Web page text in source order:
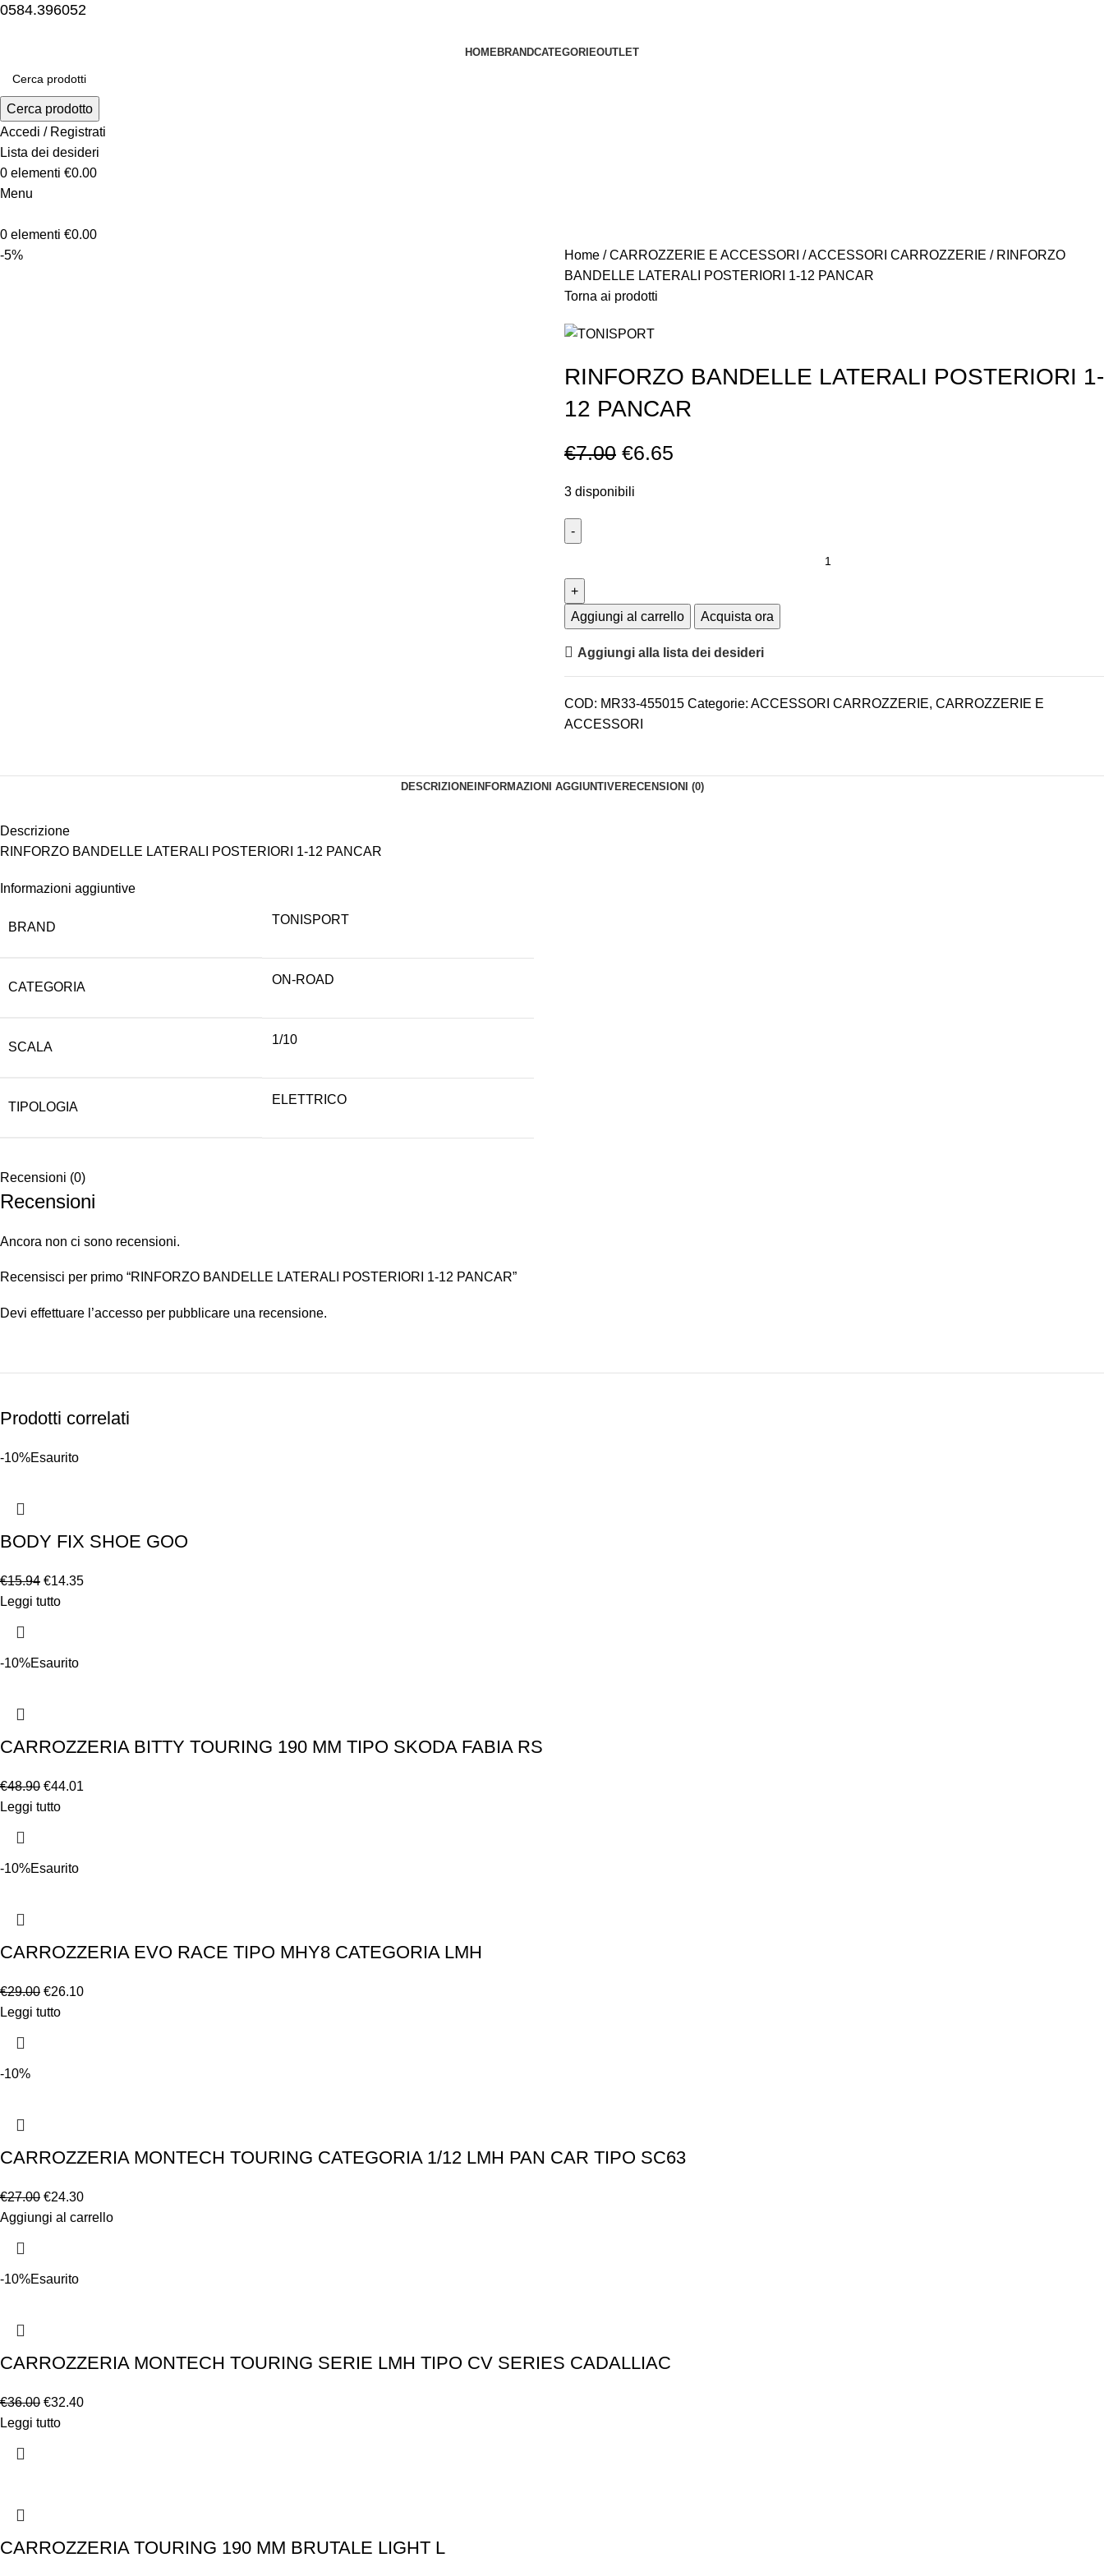
0584.396052
HOMEBRANDCATEGORIEOUTLET
Cerca prodotto
Accedi / Registrati
Lista dei desideri
0 elementi €0.00
Menu
0 elementi €0.00
-5%
Home CARROZZERIE E ACCESSORI ACCESSORI CARROZZERIE
RINFORZO
BANDELLE LATERALI POSTERIORI 1-12 PANCAR
Torna ai prodotti
RINFORZO BANDELLE LATERALI POSTERIORI 1-
12 PANCAR
€7.00 €6.65
3 disponibili
Aggiungi al carrello Acquista ora
Aggiungi alla lista dei desideri
COD: MR33-455015 Categorie: ACCESSORI CARROZZERIE, CARROZZERIE E
ACCESSORI
DESCRIZIONEINFORMAZIONI AGGIUNTIVERECENSIONI (0)
Descrizione
RINFORZO BANDELLE LATERALI POSTERIORI 1-12 PANCAR
Informazioni aggiuntive
BRAND
TONISPORT
CATEGORIA
ON-ROAD
SCALA
1/10
TIPOLOGIA
ELETTRICO
Recensioni (0)
Recensioni
Ancora non ci sono recensioni.
Recensisci per primo “RINFORZO BANDELLE LATERALI POSTERIORI 1-12 PANCAR”
Devi effettuare l’accesso per pubblicare una recensione.
Prodotti correlati
-10%Esaurito
BODY FIX SHOE GOO
€15.94 €14.35
Leggi tutto
-10%Esaurito
CARROZZERIA BITTY TOURING 190 MM TIPO SKODA FABIA RS
€48.90 €44.01
Leggi tutto
-10%Esaurito
CARROZZERIA EVO RACE TIPO MHY8 CATEGORIA LMH
€29.00 €26.10
Leggi tutto
-10%
CARROZZERIA MONTECH TOURING CATEGORIA 1/12 LMH PAN CAR TIPO SC63
€27.00 €24.30
Aggiungi al carrello
-10%Esaurito
CARROZZERIA MONTECH TOURING SERIE LMH TIPO CV SERIES CADALLIAC
€36.00 €32.40
Leggi tutto
CARROZZERIA TOURING 190 MM BRUTALE LIGHT L